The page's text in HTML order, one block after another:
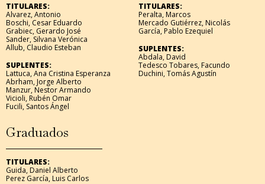
TITULARES:
Alvarez, Antonio
Boschi, Cesar Eduardo
Grabiec, Gerardo José
Sander, Silvana Verónica
Allub, Claudio Esteban
SUPLENTES:
Lattuca, Ana Cristina Esperanza
Abrham, Jorge Alberto
Manzur, Nestor Armando
Vicioli, Rubén Omar
Fucili, Santos Ángel
TITULARES:
Peralta, Marcos
Mercado Gutiérrez, Nicolás
García, Pablo Ezequiel
SUPLENTES:
Abdala, David
Tedesco Tobares, Facundo
Duchini, Tomás Agustín
Graduados
TITULARES:
Guida, Daniel Alberto
Perez García, Luis Carlos